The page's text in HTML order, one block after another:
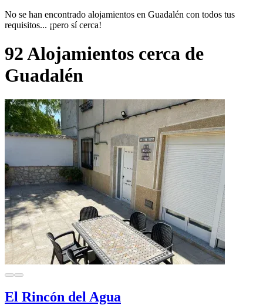
No se han encontrado alojamientos en Guadalén con todos tus
requisitos... ¡pero sí cerca!
92 Alojamientos cerca de
Guadalén
El Rincón del Agua